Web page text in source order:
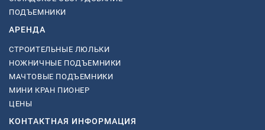
ПОДЪЕМНИКИ
АРЕНДА
СТРОИТЕЛЬНЫЕ ЛЮЛЬКИ
НОЖНИЧНЫЕ ПОДЪЕМНИКИ
МАЧТОВЫЕ ПОДЪЕМНИКИ
МИНИ КРАН ПИОНЕР
ЦЕНЫ
КОНТАКТНАЯ ИНФОРМАЦИЯ